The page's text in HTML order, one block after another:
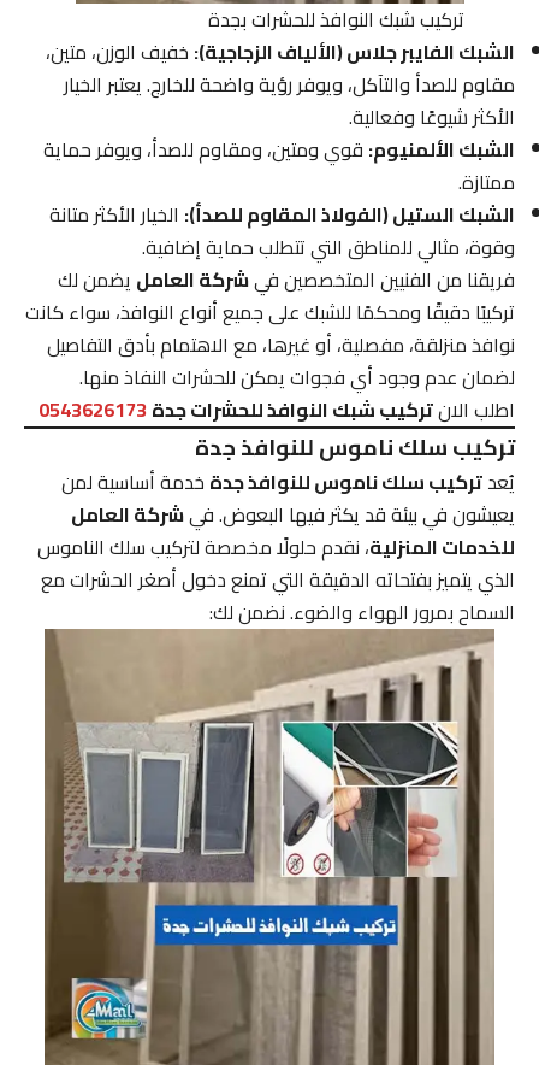
تركيب شبك النوافذ للحشرات بجدة
الشبك الفايبر جلاس (الألياف الزجاجية):خفيف الوزن، متين،
مقاوم للصدأ والتآكل، ويوفر رؤية واضحة للخارج. يعتبر الخيار
الأكثر شيوعًا وفعالية.
الشبك الألمنيوم:قوي ومتين، ومقاوم للصدأ، ويوفر حماية
ممتازة.
الشبك الستيل (الفولاذ المقاوم للصدأ):الخيار الأكثر متانة
وقوة، مثالي للمناطق التي تتطلب حماية إضافية.
فريقنا من الفنيين المتخصصين فيشركة العامليضمن لك
تركيبًا دقيقًا ومحكمًا للشبك على جميع أنواع النوافذ، سواء كانت
نوافذ منزلقة، مفصلية، أو غيرها، مع الاهتمام بأدق التفاصيل
لضمان عدم وجود أي فجوات يمكن للحشرات النفاذ منها.
اطلب الانتركيب شبك النوافذ للحشرات جدة0543626173
تركيب سلك ناموس للنوافذ جدة
يُعدتركيب سلك ناموس للنوافذ جدةخدمة أساسية لمن
يعيشون في بيئة قد يكثر فيها البعوض. فيشركة العامل
للخدمات المنزلية، نقدم حلولًا مخصصة لتركيب سلك الناموس
الذي يتميز بفتحاته الدقيقة التي تمنع دخول أصغر الحشرات مع
السماح بمرور الهواء والضوء. نضمن لك: